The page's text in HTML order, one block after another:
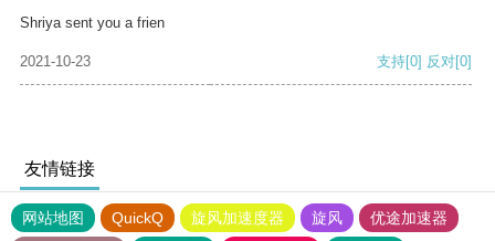
Shriya sent you a frien
2021-10-23 支持[0] 反对[0]
友情链接
网站地图 QuickQ 旋风加速度器 旋风
优途加速器